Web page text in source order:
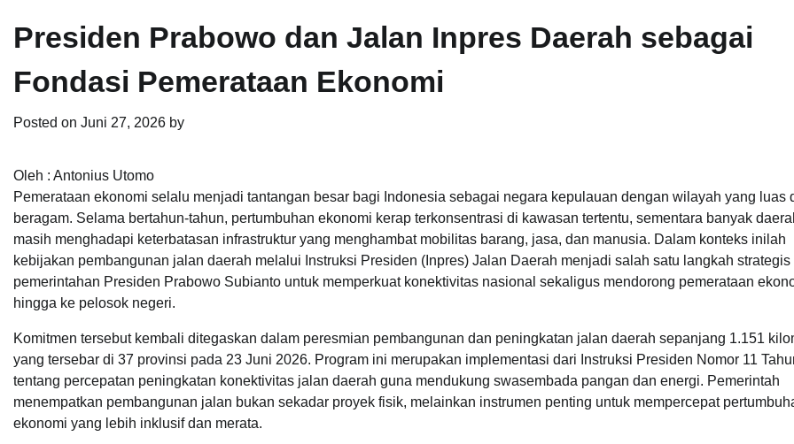
Presiden Prabowo dan Jalan Inpres Daerah sebagai
Fondasi Pemerataan Ekonomi
Posted on Juni 27, 2026 by
Oleh : Antonius Utomo
Pemerataan ekonomi selalu menjadi tantangan besar bagi Indonesia sebagai negara kepulauan dengan wilayah yang luas
beragam. Selama bertahun-tahun, pertumbuhan ekonomi kerap terkonsentrasi di kawasan tertentu, sementara banyak
masih menghadapi keterbatasan infrastruktur yang menghambat mobilitas barang, jasa, dan manusia. Dalam konteks inilah
kebijakan pembangunan jalan daerah melalui Instruksi Presiden (Inpres) Jalan Daerah menjadi salah satu langkah strategis
pemerintahan Presiden Prabowo Subianto untuk memperkuat konektivitas nasional sekaligus mendorong pemerataan
hingga ke pelosok negeri.
Komitmen tersebut kembali ditegaskan dalam peresmian pembangunan dan peningkatan jalan daerah sepanjang 1.151
yang tersebar di 37 provinsi pada 23 Juni 2026. Program ini merupakan implementasi dari Instruksi Presiden Nomor 11
tentang percepatan peningkatan konektivitas jalan daerah guna mendukung swasembada pangan dan energi. Pemerintah
menempatkan pembangunan jalan bukan sekadar proyek fisik, melainkan instrumen penting untuk mempercepat
ekonomi yang lebih inklusif dan merata.